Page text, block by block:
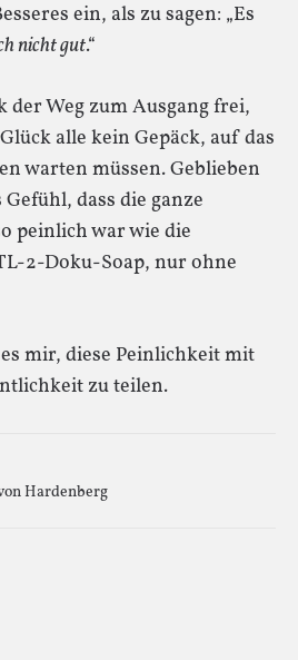
ein, als zu sagen: „Es
nicht gut.“
der Weg zum Ausgang frei,
alle kein Gepäck, auf das
warten müssen. Geblieben
dass die ganze
peinlich war wie die
2-Doku-Soap, nur ohne
mir, diese Peinlichkeit mit
zu teilen.
Hardenberg